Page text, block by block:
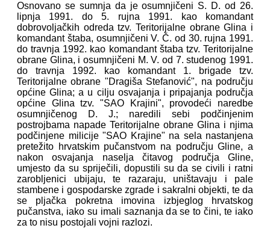
Osnovano se sumnja da je osumnjičeni S. D. od 26.
lipnja 1991. do 5. rujna 1991. kao komandant
dobrovoljačkih odreda tzv. Teritorijalne obrane Glina i
komandant štaba, osumnjičeni V. Č. od 30. rujna 1991.
do travnja 1992. kao komandant štaba tzv. Teritorijalne
obrane Glina, i osumnjičeni M. V. od 7. studenog 1991.
do travnja 1992. kao komandant 1. brigade tzv.
Teritorijalne obrane "Dragiša Stefanović", na području
općine Glina; a u cilju osvajanja i pripajanja područja
općine Glina tzv. "SAO Krajini", provodeći naredbe
osumnjičenog D. J.; naredili sebi podčinjenim
postrojbama napade Teritorijalne obrane Glina i njima
podčinjene milicije "SAO Krajine" na sela nastanjena
pretežito hrvatskim pučanstvom na području Gline, a
nakon osvajanja naselja čitavog područja Gline,
umjesto da su spriječili, dopustili su da se civili i ratni
zarobljenici ubijaju, te razaraju, uništavaju i pale
stambene i gospodarske zgrade i sakralni objekti, te da
se pljačka pokretna imovina izbjeglog hrvatskog
pučanstva, iako su imali saznanja da se to čini, te iako
za to nisu postojali vojni razlozi.